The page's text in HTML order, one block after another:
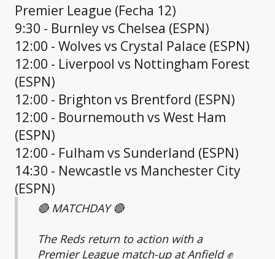
Premier League (Fecha 12)
9:30 - Burnley vs Chelsea (ESPN)
12:00 - Wolves vs Crystal Palace (ESPN)
12:00 - Liverpool vs Nottingham Forest
(ESPN)
12:00 - Brighton vs Brentford (ESPN)
12:00 - Bournemouth vs West Ham
(ESPN)
12:00 - Fulham vs Sunderland (ESPN)
14:30 - Newcastle vs Manchester City
(ESPN)
🔴 MATCHDAY 🔴
The Reds return to action with a
Premier League match-up at Anfield ✊